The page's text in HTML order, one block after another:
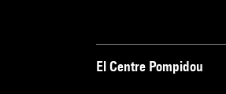
El Centre Pompidou